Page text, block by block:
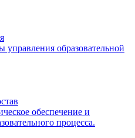
управления образовательной
обеспечение и
процесса.